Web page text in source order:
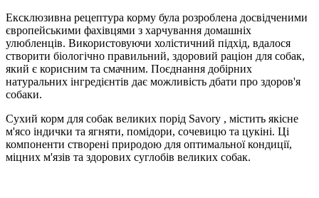
Ексклюзивна рецептура корму була розроблена досвідченими
європейськими фахівцями з харчування домашніх
улюбленців. Використовуючи холістичний підхід, вдалося
створити біологічно правильний, здоровий раціон для собак,
який є корисним та смачним. Поєднання добірних
натуральних інгредієнтів дає можливість дбати про здоров'я
собаки.
Сухий корм для собак великих порід Savory , містить якісне
м'ясо індички та ягняти, помідори, сочевицю та цукіні. Ці
компоненти створені природою для оптимальної кондиції,
міцних м'язів та здорових суглобів великих собак.